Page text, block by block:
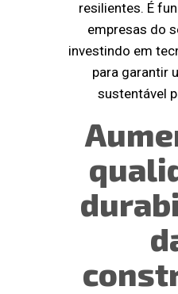
resilientes. É
empresas do
investindo em
para garantir
sustentável